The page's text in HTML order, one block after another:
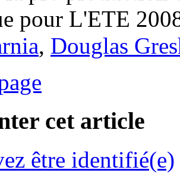
pour L'ETE
, Douglas
cet article
être identifié(e)